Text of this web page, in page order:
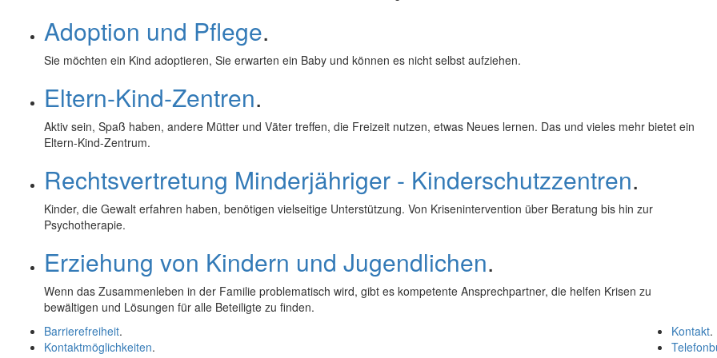
Adoption und Pflege.
Sie möchten ein Kind adoptieren, Sie erwarten ein Baby und können es nicht selbst aufziehen.
Eltern-Kind-Zentren.
Aktiv sein, Spaß haben, andere Mütter und Väter treffen, die Freizeit nutzen, etwas Neues lernen. Das und vieles mehr bietet ein
Eltern-Kind-Zentrum.
Rechtsvertretung Minderjähriger - Kinderschutzzentren.
Kinder, die Gewalt erfahren haben, benötigen vielseitige Unterstützung. Von Krisenintervention über Beratung bis hin zur
Psychotherapie.
Erziehung von Kindern und Jugendlichen.
Wenn das Zusammenleben in der Familie problematisch wird, gibt es kompetente Ansprechpartner, die helfen Krisen zu
bewältigen und Lösungen für alle Beteiligte zu finden.
Kontakt.
Barrierefreiheit.
Kontaktmöglichkeiten.